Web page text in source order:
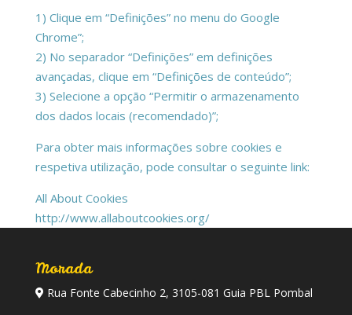
1) Clique em “Definições” no menu do Google
Chrome”;
2) No separador “Definições” em definições
avançadas, clique em “Definições de conteúdo”;
3) Selecione a opção “Permitir o armazenamento
dos dados locais (recomendado)”;
Para obter mais informações sobre cookies e
respetiva utilização, pode consultar o seguinte link:
All About Cookies
http://www.allaboutcookies.org/
Morada
Rua Fonte Cabecinho 2, 3105-081 Guia PBL Pombal